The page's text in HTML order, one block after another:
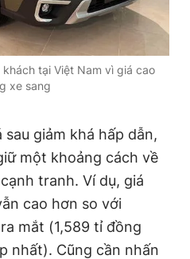
Liên hệ quảng cáo
0908 780 404
Tòa soạn
Hải Thành
BTTTT cấp ngày 24.3.2020
về Báo Thanh Niên. Cấm sao
có sự chấp thuận bằng văn
JSC.
tại Việt Nam vì giá cao
xe sang
giảm khá hấp dẫn,
một khoảng cách về
tranh. Ví dụ, giá
cao hơn so với
mắt (1,589 tỉ đồng
nhất). Cũng cần nhấn